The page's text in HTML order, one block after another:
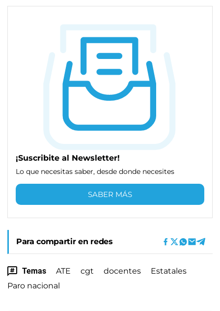
¡Suscribite al Newsletter!
Lo que necesitas saber, desde donde necesites
SABER MÁS
Para compartir en redes
Temas ATE cgt docentes
Estatales
Paro nacional